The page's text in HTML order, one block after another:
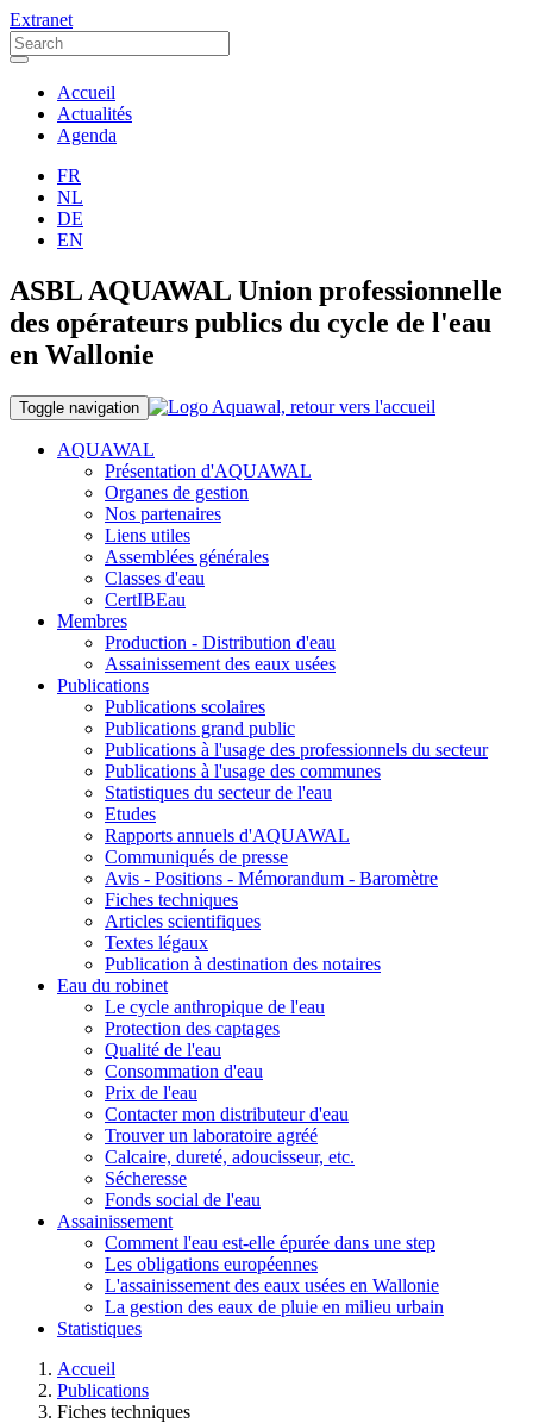
Extranet
Accueil
Actualités
Agenda
FR
NL
DE
EN
ASBL AQUAWAL Union professionnelle
des opérateurs publics du cycle de l'eau
en Wallonie
Toggle navigation
AQUAWAL
Présentation d'AQUAWAL
Organes de gestion
Nos partenaires
Liens utiles
Assemblées générales
Classes d'eau
CertIBEau
Membres
Production - Distribution d'eau
Assainissement des eaux usées
Publications
Publications scolaires
Publications grand public
Publications à l'usage des professionnels du secteur
Publications à l'usage des communes
Statistiques du secteur de l'eau
Etudes
Rapports annuels d'AQUAWAL
Communiqués de presse
Avis - Positions - Mémorandum - Baromètre
Fiches techniques
Articles scientifiques
Textes légaux
Publication à destination des notaires
Eau du robinet
Le cycle anthropique de l'eau
Protection des captages
Qualité de l'eau
Consommation d'eau
Prix de l'eau
Contacter mon distributeur d'eau
Trouver un laboratoire agréé
Calcaire, dureté, adoucisseur, etc.
Sécheresse
Fonds social de l'eau
Assainissement
Comment l'eau est-elle épurée dans une step
Les obligations européennes
L'assainissement des eaux usées en Wallonie
La gestion des eaux de pluie en milieu urbain
Statistiques
Accueil
Publications
Fiches techniques